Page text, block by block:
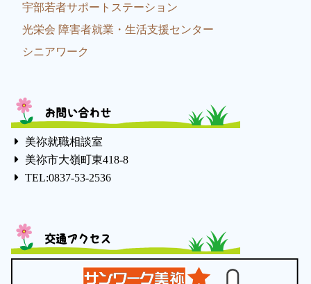
宇部若者サポートステーション
光栄会 障害者就業・生活支援センター
シニアワーク
お問い合わせ
美祢就職相談室
美祢市大嶺町東418-8
TEL:0837-53-2536
交通アクセス